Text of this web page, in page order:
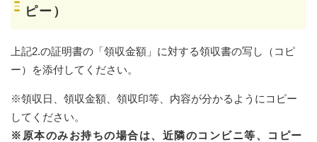
ピー）
上記2.の証明書の「領収金額」に対する領収書の写し（コピ
ー）を添付してください。
※領収日、領収金額、領収印等、内容が分かるようにコピー
してください。
※原本のみお持ちの場合は、近隣のコンビニ等、コピー